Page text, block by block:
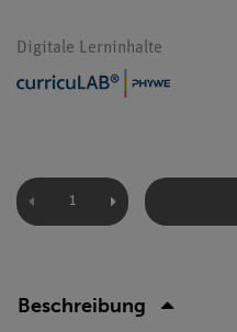
Digitale Lerninhalte
Beschreibung